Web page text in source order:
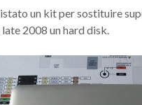
un kit per sostituire
2008 un hard disk.